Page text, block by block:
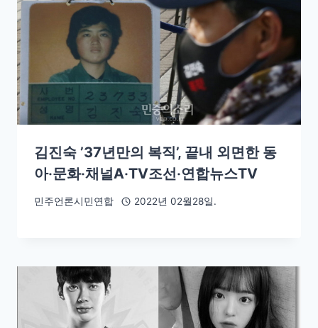
김진숙 ’37년만의 복직’, 끝내 외면한 동
아‧문화‧채널A‧TV조선‧연합뉴스TV
민주언론시민연합 2022년 02월28일.